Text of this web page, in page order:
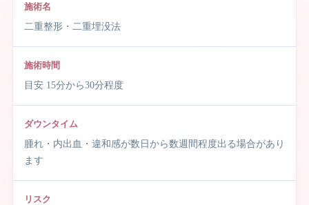
施術名
二重整形・二重埋没法
施術時間
目安 15分から30分程度
ダウンタイム
腫れ・内出血・違和感が数日から数週間程度出る場合があり
ます
リスク